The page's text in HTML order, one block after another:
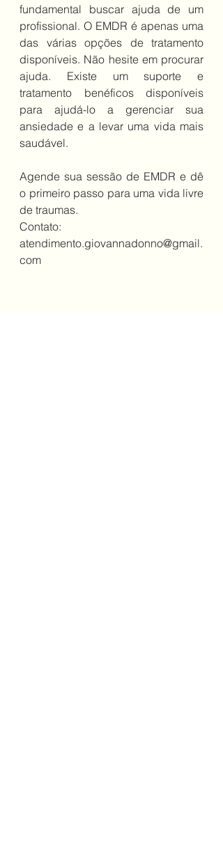
fundamental buscar ajuda de um
profissional. O EMDR é apenas uma
das várias opções de tratamento
disponíveis. Não hesite em procurar
ajuda. Existe um suporte e
tratamento benéficos disponíveis
para ajudá-lo a gerenciar sua
ansiedade e a levar uma vida mais
saudável.
Agende sua sessão de EMDR e dê
o primeiro passo para uma vida livre
de traumas.
Contato:
atendimento.giovannadonno@gmail.
com